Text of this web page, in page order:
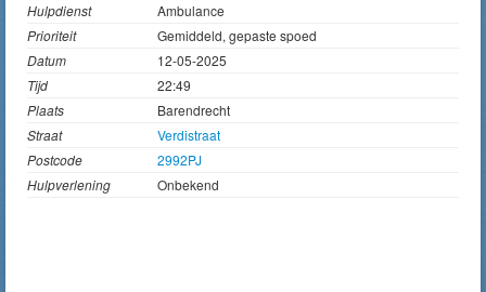
Hulpdienst
Ambulance
Prioriteit
Gemiddeld, gepaste spoed
Datum
12-05-2025
Tijd
22:49
Plaats
Barendrecht
Straat
Verdistraat
Postcode
2992PJ
Hulpverlening
Onbekend